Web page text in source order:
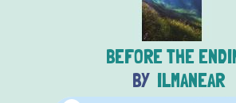
BEFORE THE
ILMANEAR